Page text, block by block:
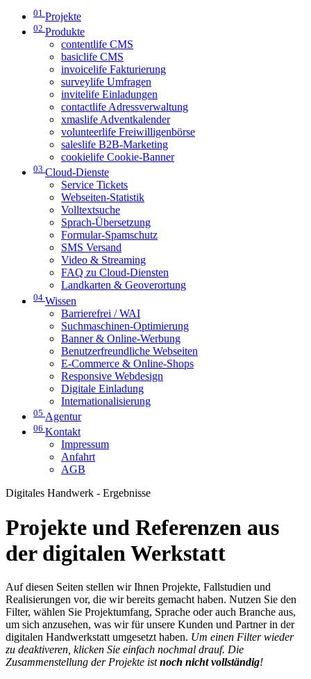
01 Projekte
02 Produkte
contentlife CMS
basiclife CMS
invoicelife Fakturierung
surveylife Umfragen
invitelife Einladungen
contactlife Adressverwaltung
xmaslife Adventkalender
volunteerlife Freiwilligenbörse
saleslife B2B-Marketing
cookielife Cookie-Banner
03 Cloud-Dienste
Service Tickets
Webseiten-Statistik
Volltextsuche
Sprach-Übersetzung
Formular-Spamschutz
SMS Versand
Video & Streaming
FAQ zu Cloud-Diensten
Landkarten & Geoverortung
04 Wissen
Barrierefrei / WAI
Suchmaschinen-Optimierung
Banner & Online-Werbung
Benutzerfreundliche Webseiten
E-Commerce & Online-Shops
Responsive Webdesign
Digitale Einladung
Internationalisierung
05 Agentur
06 Kontakt
Impressum
Anfahrt
AGB
Digitales Handwerk - Ergebnisse
Projekte und Referenzen aus
der digitalen Werkstatt
Auf diesen Seiten stellen wir Ihnen Projekte, Fallstudien und
Realisierungen vor, die wir bereits gemacht haben. Nutzen Sie den
Filter, wählen Sie Projektumfang, Sprache oder auch Branche aus,
um sich anzusehen, was wir für unsere Kunden und Partner in der
digitalen Handwerkstatt umgesetzt haben. Um einen Filter wieder
zu deaktiveren, klicken Sie einfach nochmal drauf. Die
Zusammenstellung der Projekte istnoch nicht vollständig!